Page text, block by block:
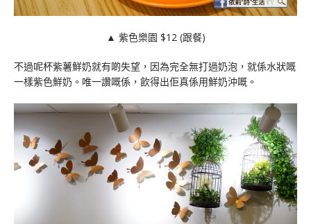
▲ 紫色樂園 $12 (跟餐)
不過呢杯紫薯鮮奶就有啲失望，因為完全無打過奶泡，就係水狀嘅
一樣紫色鮮奶。唯一讚嘅係，飲得出佢真係用鮮奶沖嘅。